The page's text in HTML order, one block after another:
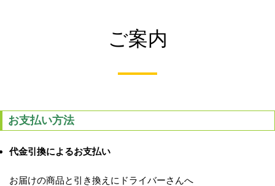
ご案内
お支払い方法
代金引換によるお支払い
お届けの商品と引き換えにドライバーさんへ